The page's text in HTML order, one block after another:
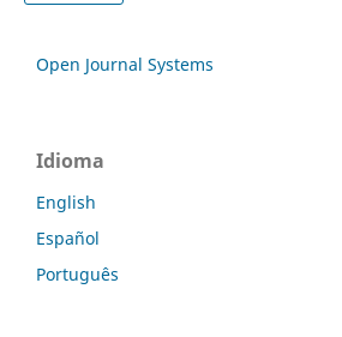
Open Journal Systems
Idioma
English
Español
Português